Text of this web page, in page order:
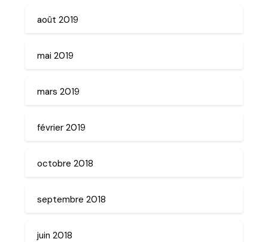
août 2019
mai 2019
mars 2019
février 2019
octobre 2018
septembre 2018
juin 2018